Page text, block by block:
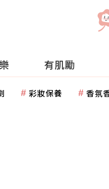
有肌勵
彩妝保養 香氛